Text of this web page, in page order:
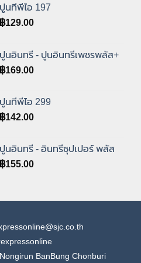
ปูนทีพีไอ 197
฿129.00
ปูนอินทรี - ปูนอินทรีเพชรพลัส+
฿169.00
ปูนทีพีไอ 299
฿142.00
ปูนอินทรี - อินทรีซุปเปอร์ พลัส
฿155.00
BanBung Chonburi